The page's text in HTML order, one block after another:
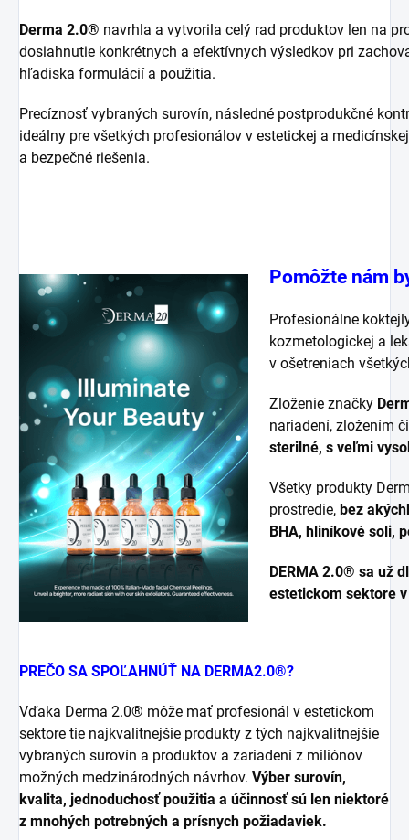
Derma 2.0® navrhla a vytvorila celý rad produktov len na
dosiahnutie konkrétnych a efektívnych výsledkov pri
hľadiska formulácií a použitia.
Precíznosť vybraných surovín, následné postprodukčné
ideálny pre všetkých profesionálov v estetickej a
a bezpečné riešenia.
Pomôžte nám
Profesionálne
kozmetologickej a
v ošetreniach
Zloženie značky
nariadení, zložením
sterilné, s veľmi
Všetky produkty
prostredie, bez
BHA, hliníkové soli,
DERMA 2.0® sa už
estetickom sektore
PREČO SA SPOĽAHNÚŤ NA DERMA2.0®?
Vďaka Derma 2.0® môže mať profesionál v estetickom
sektore tie najkvalitnejšie produkty z tých najkvalitnejšie
vybraných surovín a produktov a zariadení z miliónov
možných medzinárodných návrhov. Výber surovín,
kvalita, jednoduchosť použitia a účinnosť sú len niektoré
z mnohých potrebných a prísnych požiadaviek.